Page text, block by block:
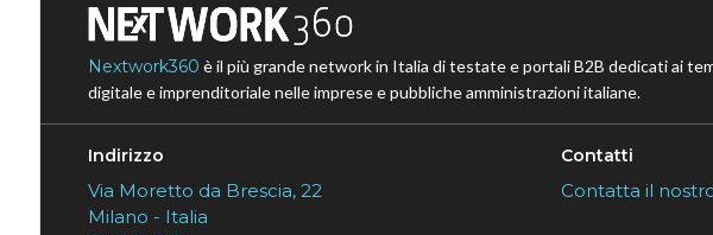
Nextwork360 è il più grande network in Italia di testate e portali B2B dedicati ai
digitale e imprenditoriale nelle imprese e pubbliche amministrazioni italiane.
Indirizzo
Via Moretto da Brescia, 22
Milano - Italia
Contatti
Contatta il